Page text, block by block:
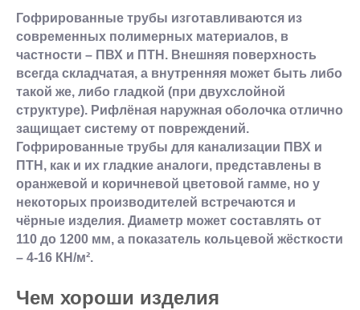
Гофрированные трубы изготавливаются из
современных полимерных материалов, в
частности – ПВХ и ПТН. Внешняя поверхность
всегда складчатая, а внутренняя может быть либо
такой же, либо гладкой (при двухслойной
структуре). Рифлёная наружная оболочка отлично
защищает систему от повреждений.
Гофрированные трубы для канализации ПВХ и
ПТН, как и их гладкие аналоги, представлены в
оранжевой и коричневой цветовой гамме, но у
некоторых производителей встречаются и
чёрные изделия. Диаметр может составлять от
110 до 1200 мм, а показатель кольцевой жёсткости
– 4-16 КН/м².
Чем хороши изделия